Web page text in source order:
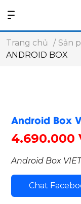
Trang chủ Sản
ANDROID BOX
Android Box
4.690.000
Android Box
Chat